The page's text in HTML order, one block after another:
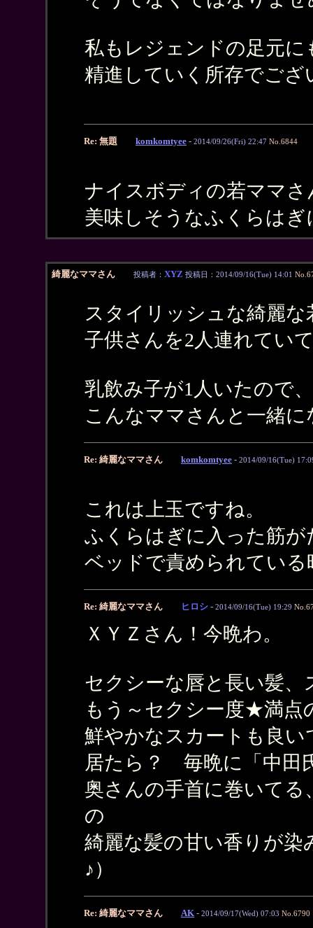
私もレジェンドの足元
精進していく所存でござ
Re: 無題 komkomtyee - 2014/09/26(Fri) 22:47 No.6844
ナイスボディの若ママさ
美味しそうなふくらは
綺麗なママさん 投稿者： XYZ 投稿日：2014/09/16(Tue) 14:01
スタイリッシュな綺麗
子供さんを2人連れてい
乳飲み子が1人いたので
こんなママさんと一緒
Re: 綺麗なママさん komkomtyee - 2014/09/16(Tue)
これは上玉ですね。
ふくらはぎに入った筋
ベッドで責められてい
Re: 綺麗なママさん ヒロシ - 2014/09/16(Tue) 19:29
ＸＹＺさん！今晩わ。
セクシーな唇と長い髪
もう～セクシー度★満点
鮮やかなスカートも良
居たら？ 毎晩に「中田
奥さんの手首に巻いて
の
綺麗な髪の甘い香りが
♪）
Re: 綺麗なママさん AK - 2014/09/17(Wed) 07:03 No.6790